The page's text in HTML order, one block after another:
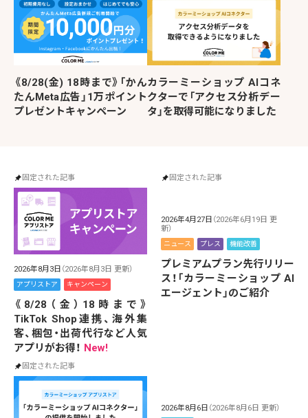
《8/28(金) 18時まで》「かん
たんMeta広告」1万ポイント
プレゼントキャンペーン
カラーミーショップ AIコネ
クターで「アクセス分析デー
タ」を取得可能になりました
固定された記事
2026年8月3日 （2026年8月3日 更新）
アプリストア キャンペーン
《8/28（金）18時まで》
TikTok Shop連携、海外集
客、梱包・出荷代行など人気
アプリがお得！ New!
固定された記事
2026年4月27日 （2026年6月19日 更
新）
ニュース プレス 機能改善
プレミアムプラン先行リリー
ス！「カラーミーショップ AI
エージェント」のご紹介
固定された記事
2026年8月6日 （2026年8月6日 更新）